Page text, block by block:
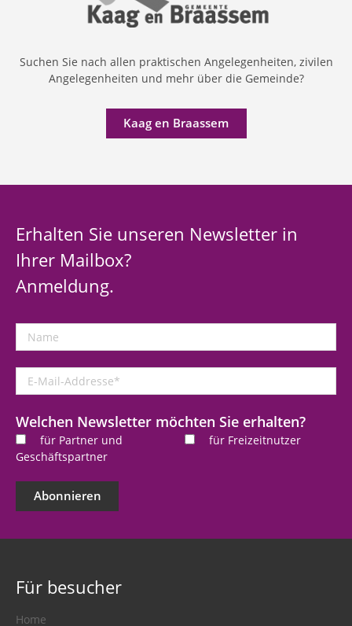
Suchen Sie nach allen praktischen Angelegenheiten, zivilen
Angelegenheiten und mehr über die Gemeinde?
Kaag en Braassem
Erhalten Sie unseren Newsletter in
Ihrer Mailbox?
Anmeldung.
Name
Mail-
*
Welchen Newsletter möchten Sie erhalten?
für Partner und
Geschäftspartner
für Freizeitnutzer
Abonnieren
Für besucher
Home